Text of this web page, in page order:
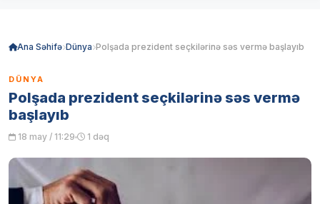
Ana Səhifə Dünya Polşada prezident seçkilərinə səs vermə başlayıb
DÜNYA
Polşada prezident seçkilərinə səs vermə
başlayıb
18 may / 11:29 1 dəq